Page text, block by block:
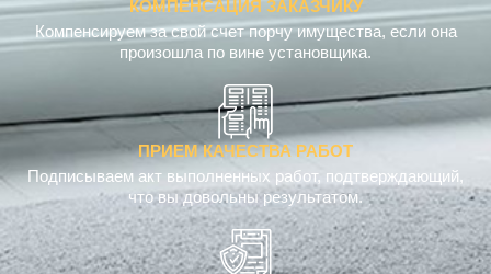
КОМПЕНСАЦИЯ ЗАКАЗЧИКУ
Компенсируем за свой счет порчу имущества, если она
произошла по вине установщика.
ПРИЕМ КАЧЕСТВА РАБОТ
Подписываем акт выполненных работ, подтверждающий,
что вы довольны результатом.